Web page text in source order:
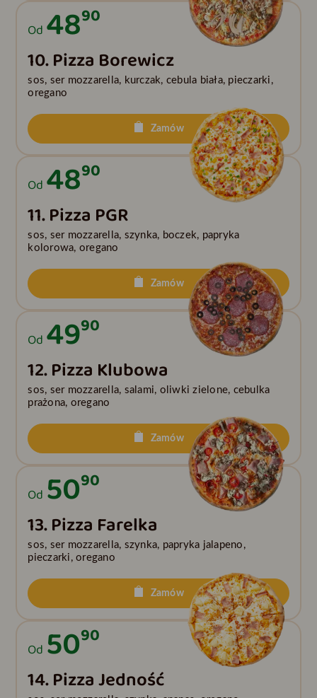
Od 4890
10. Pizza Borewicz
sos, ser mozzarella, kurczak, cebula biała, pieczarki,
oregano
Zamów
Od 4890
11. Pizza PGR
sos, ser mozzarella, szynka, boczek, papryka
kolorowa, oregano
Zamów
Od 4990
12. Pizza Klubowa
sos, ser mozzarella, salami, oliwki zielone, cebulka
prażona, oregano
Zamów
Od 5090
13. Pizza Farelka
sos, ser mozzarella, szynka, papryka jalapeno,
pieczarki, oregano
Zamów
Od 5090
14. Pizza Jedność